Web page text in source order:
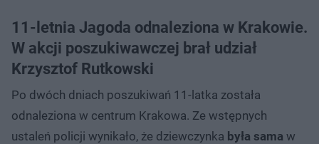
11-letnia Jagoda odnaleziona w Krakowie.
W akcji poszukiwawczej brał udział
Krzysztof Rutkowski
Po dwóch dniach poszukiwań 11-latka została
odnaleziona w centrum Krakowa. Ze wstępnych
ustaleń policji wynikało, że dziewczynka była sama w